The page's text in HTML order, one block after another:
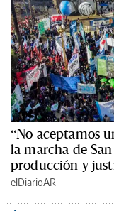
“No aceptamos
la marcha de
producción y
elDiarioAR